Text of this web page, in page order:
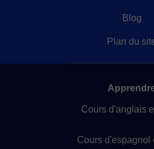
Blog
Plan du
Cours d'anglais
Cours d'espagnol